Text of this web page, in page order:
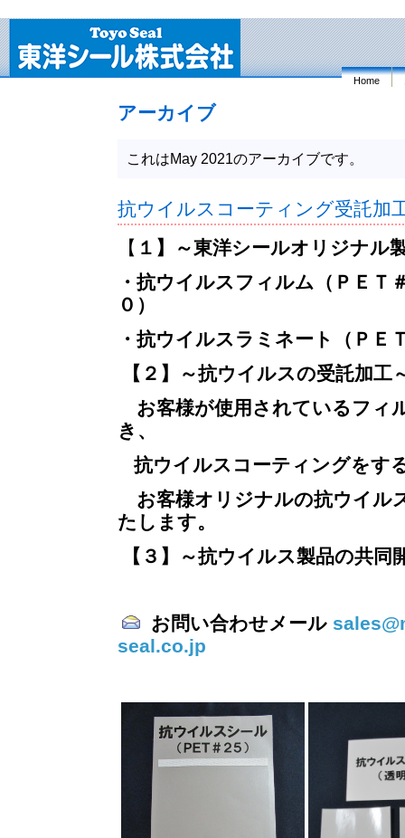
Home
アーカイブ
これはMay 2021のアーカイブです。
抗ウイルスコーティング受託加
【 １】～東洋シールオリジナル
・抗ウイルスフィルム（ＰＥＴ
０）
・抗ウイルスラミネート（ＰＥ
【２】～抗ウイルスの受託加工
お客様が使用されているフィ
き、
抗ウイルスコーティングをす
お客様オリジナルの抗ウイル
たします。
【３】
～抗ウイルス製品の共同
お問い合わせメール
seal.co.jp